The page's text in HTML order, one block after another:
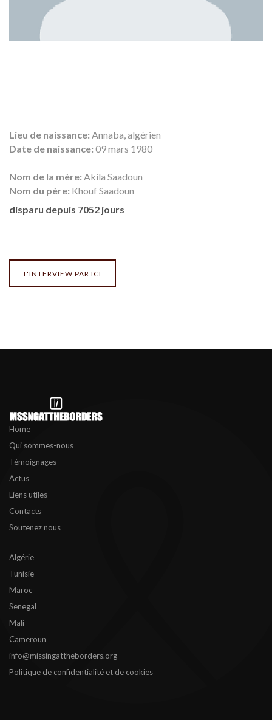
Lieu de naissance: Annaba, algérien
Date de naissance: 09 mars 1980
Nom de la mère: Akila Saadoun
Nom du père: Khouf Saadoun
disparu depuis 7052 jours
L'INTERVIEW PAR ICI
Home
Qui sommes-nous
Témoignages
Actus
Liens utiles
Contacts
Soutenez nous
Algérie
Tunisie
Maroc
Senegal
Mali
Cameroun
info@missingattheborders.org
Politique de confidentialité et de cookies